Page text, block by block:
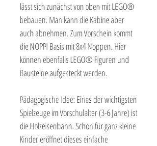
lässt sich zunächst von oben mit LEGO®
bebauen. Man kann die Kabine aber
auch abnehmen. Zum Vorschein kommt
die NOPPI Basis mit 8x4 Noppen. Hier
können ebenfalls LEGO® Figuren und
Bausteine aufgesteckt werden.
Pädagogische Idee: Eines der wichtigsten
Spielzeuge im Vorschulalter (3-6 Jahre) ist
die Holzeisenbahn. Schon für ganz kleine
Kinder eröffnet dieses einfache